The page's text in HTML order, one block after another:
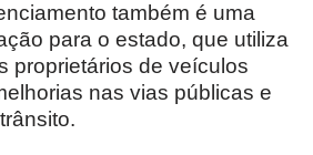
também é uma
para o estado, que utiliza
proprietários de veículos
nas vias públicas e